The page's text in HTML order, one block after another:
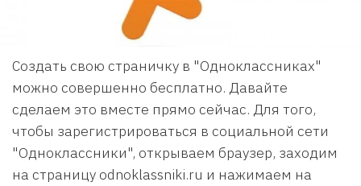
Создать свою страничку в "Одноклассниках"
можно совершенно бесплатно. Давайте
сделаем это вместе прямо сейчас. Для того,
чтобы зарегистрироваться в социальной сети
"Одноклассники", открываем браузер, заходим
на страницу odnoklassniki.ru и нажимаем на